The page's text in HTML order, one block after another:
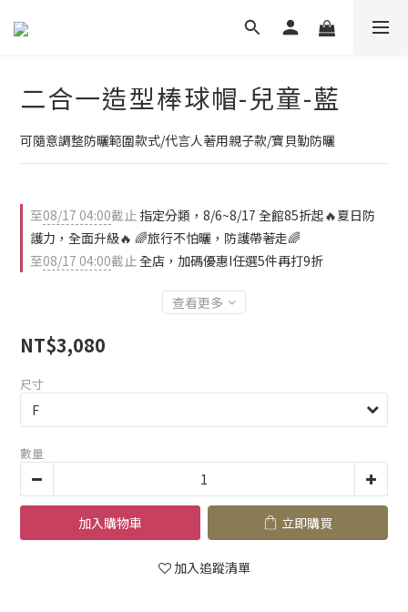
二合一造型棒球帽-兒童-藍
可隨意調整防曬範圍款式/代言人著用親子款/寶貝勤防曬
至08/17 04:00截止 指定分類，8/6~8/17 全館85折起🔥夏日防
護力，全面升級🔥 🌈旅行不怕曬，防護帶著走🌈
至08/17 04:00截止全店，加碼優惠I任選5件再打9折
查看更多
NT$3,080
尺寸
數量
加入購物車 立即購買
加入追蹤清單